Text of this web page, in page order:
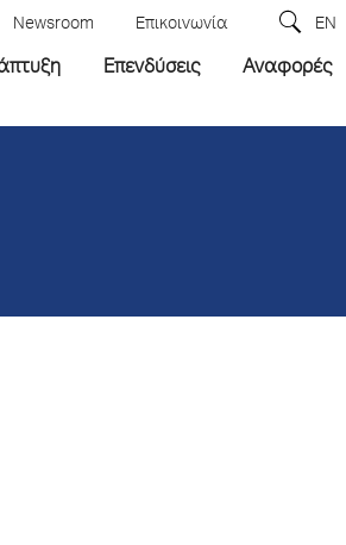
Newsroom Επικοινωνία EN
Επενδύσεις Αναφορές